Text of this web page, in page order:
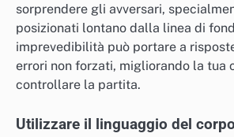
sorprendere gli avversari,
posizionati lontano dalla linea di
imprevedibilità può portare a
errori non forzati, migliorando la tua
controllare la partita.
Utilizzare il linguaggio del